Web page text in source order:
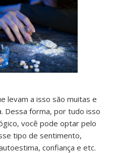
levam a isso são muitas e
Dessa forma, por tudo isso
você pode optar pelo
tipo de sentimento,
confiança e etc.